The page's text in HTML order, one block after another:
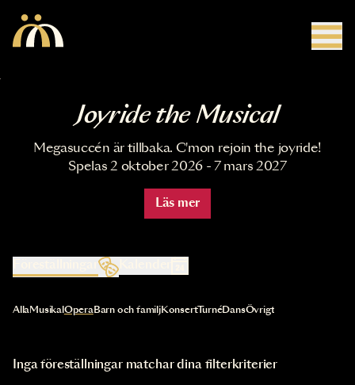
Joyride the Musical
Megasuccén är tillbaka. C'mon rejoin the joyride!
Spelas 2 oktober 2026 - 7 mars 2027
Läs mer
Kalender
Val av kategori uppdaterar innehållet automatiskt
AllaMusikal OperaBarn och familjKonsertTurnéDansÖvrigt
Inga föreställningar matchar dina filterkriterier